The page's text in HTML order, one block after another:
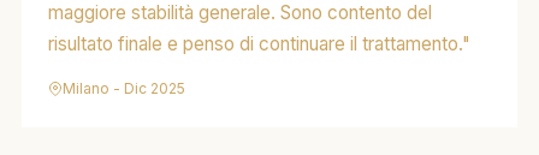
maggiore stabilità generale. Sono contento del
risultato finale e penso di continuare il trattamento."
Milano - Dic 2025